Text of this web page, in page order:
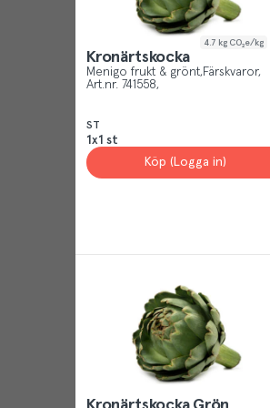
4.7 kg CO₂e/kg
Kronärtskocka
Menigo frukt & grönt Färskvaror
Art.nr. 741558
ST
1x1 st
Köp (Logga in)